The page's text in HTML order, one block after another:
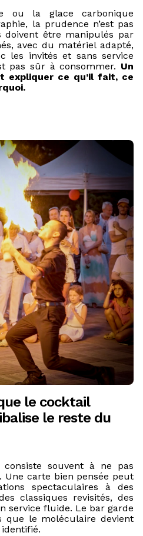
ou la glace carbonique
la prudence n’est pas
doivent être manipulés par
avec du matériel adapté,
les invités et sans service
pas sûr à consommer. Un
expliquer ce qu’il fait, ce
le cocktail
le reste du
souvent à ne pas
carte bien pensée peut
spectaculaires à des
classiques revisités, des
service fluide. Le bar garde
que le moléculaire devient